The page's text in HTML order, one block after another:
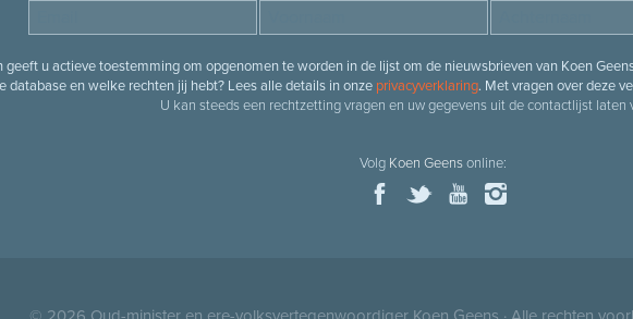
geeft u actieve toestemming om opgenomen te worden in de lijst om de nieuwsbrieven van Koen
database en welke rechten jij hebt? Lees alle details in onze privacyverklaring. Met vragen over deze
U kan steeds een rechtzetting vragen en uw gegevens uit de contactlijst laten
Volg Koen Geensonline: